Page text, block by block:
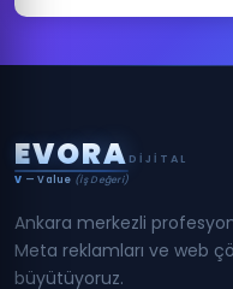
EVORA DIJITAL
V — Value (İş Değeri)
Ankara merkezli
Meta reklamları ve web
büyütüyoruz.